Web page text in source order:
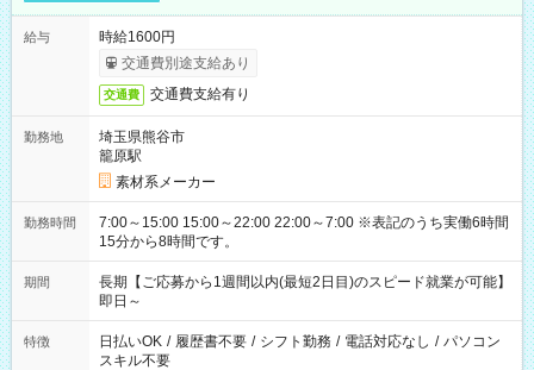
給与
時給1600円
交通費別途支給あり
交通費 交通費支給有り
勤務地
埼玉県熊谷市
籠原駅
素材系メーカー
勤務時間
7:00～15:00 15:00～22:00 22:00～7:00 ※表記のうち実働6時間
15分から8時間です。
期間
長期【ご応募から1週間以内(最短2日目)のスピード就業が可能】
即日～
特徴 日払いOK / 履歴書不要 / シフト勤務 / 電話対応なし / パソコン
スキル不要